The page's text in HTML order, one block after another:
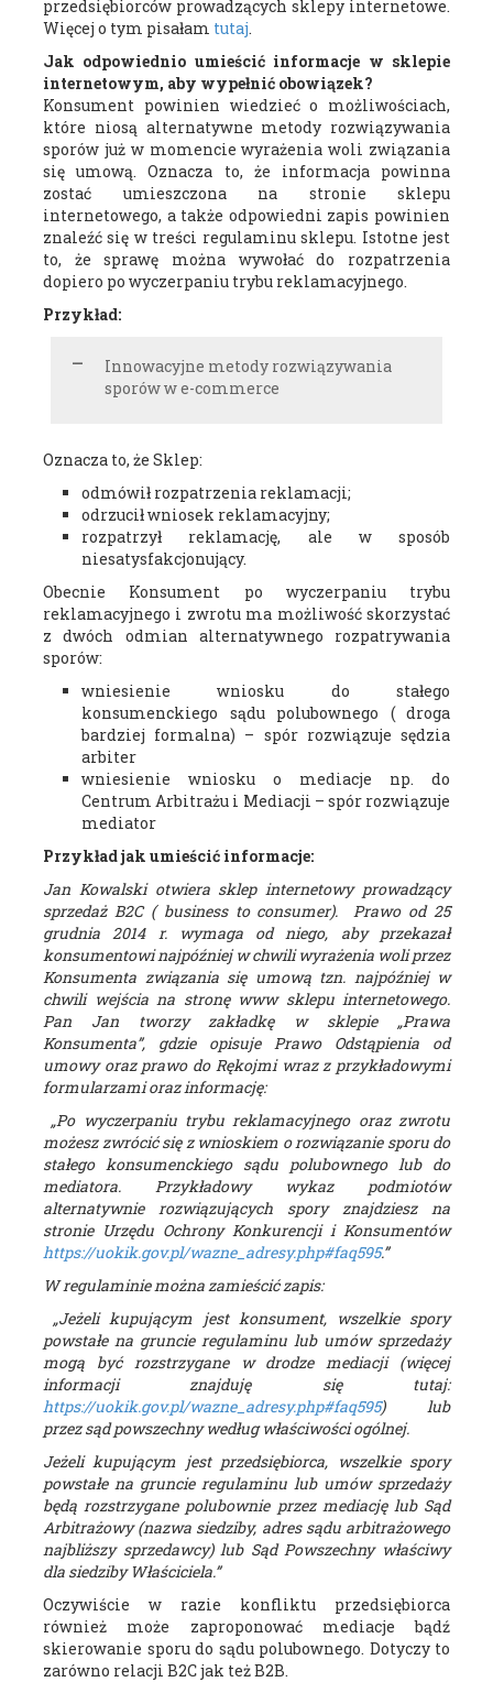
przedsiębiorców prowadzących sklepy internetowe.
Więcej o tym pisałam tutaj.
Jak odpowiednio umieścić informacje w sklepie
internetowym, aby wypełnić obowiązek?
Konsument powinien wiedzieć o możliwościach,
które niosą alternatywne metody rozwiązywania
sporów już w momencie wyrażenia woli związania
się umową. Oznacza to, że informacja powinna
zostać umieszczona na stronie sklepu
internetowego, a także odpowiedni zapis powinien
znaleźć się w treści regulaminu sklepu. Istotne jest
to, że sprawę można wywołać do rozpatrzenia
dopiero po wyczerpaniu trybu reklamacyjnego.
Przykład:
Innowacyjne metody rozwiązywania
sporów w e-commerce
Oznacza to, że Sklep:
odmówił rozpatrzenia reklamacji;
odrzucił wniosek reklamacyjny;
rozpatrzył reklamację, ale w sposób
niesatysfakcjonujący.
Obecnie Konsument po wyczerpaniu trybu
reklamacyjnego i zwrotu ma możliwość skorzystać
z dwóch odmian alternatywnego rozpatrywania
sporów:
wniesienie wniosku do stałego
konsumenckiego sądu polubownego ( droga
bardziej formalna) – spór rozwiązuje sędzia
arbiter
wniesienie wniosku o mediacje np. do
Centrum Arbitrażu i Mediacji – spór rozwiązuje
mediator
Przykład jak umieścić informacje:
Jan Kowalski otwiera sklep internetowy prowadzący
sprzedaż B2C ( business to consumer). Prawo od 25
grudnia 2014 r. wymaga od niego, aby przekazał
konsumentowi najpóźniej w chwili wyrażenia woli przez
Konsumenta związania się umową tzn. najpóźniej w
chwili wejścia na stronę www sklepu internetowego.
Pan Jan tworzy zakładkę w sklepie „Prawa
Konsumenta”, gdzie opisuje Prawo Odstąpienia od
umowy oraz prawo do Rękojmi wraz z przykładowymi
formularzami oraz informację:
„Po wyczerpaniu trybu reklamacyjnego oraz zwrotu
możesz zwrócić się z wnioskiem o rozwiązanie sporu do
stałego konsumenckiego sądu polubownego lub do
mediatora. Przykładowy wykaz podmiotów
alternatywnie rozwiązujących spory znajdziesz na
stronie Urzędu Ochrony Konkurencji i Konsumentów
https://uokik.gov.pl/wazne_adresy.php#faq595.”
W regulaminie można zamieścić zapis:
„Jeżeli kupującym jest konsument, wszelkie spory
powstałe na gruncie regulaminu lub umów sprzedaży
mogą być rozstrzygane w drodze mediacji (więcej
informacji znajduję się tutaj:
https://uokik.gov.pl/wazne_adresy.php#faq595) lub
przez sąd powszechny według właściwości ogólnej.
Jeżeli kupującym jest przedsiębiorca, wszelkie spory
powstałe na gruncie regulaminu lub umów sprzedaży
będą rozstrzygane polubownie przez mediację lub Sąd
Arbitrażowy (nazwa siedziby, adres sądu arbitrażowego
najbliższy sprzedawcy) lub Sąd Powszechny właściwy
dla siedziby Właściciela.”
Oczywiście w razie konfliktu przedsiębiorca
również może zaproponować mediacje bądź
skierowanie sporu do sądu polubownego. Dotyczy to
zarówno relacji B2C jak też B2B.